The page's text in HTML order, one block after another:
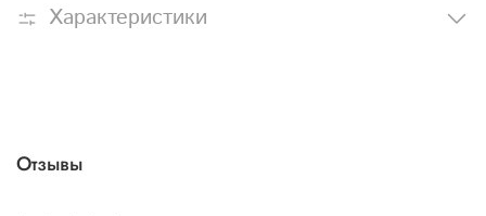
Характеристики
Отзывы